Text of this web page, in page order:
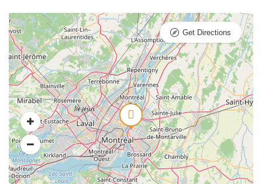
Get Directions